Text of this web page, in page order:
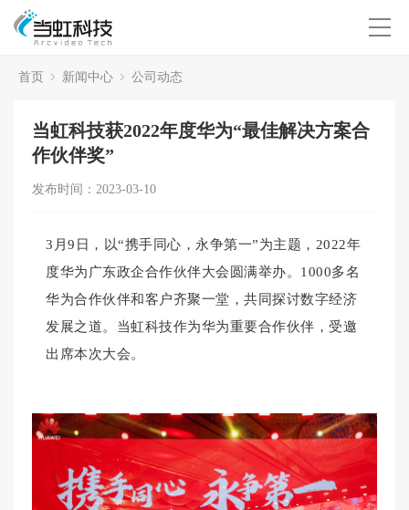
首页 新闻中心 公司动态
当虹科技获2022年度华为“最佳解决方案合
作伙伴奖”
发布时间：2023-03-10
3月9日，以“携手同心，永争第一”为主题，2022年
度华为广东政企合作伙伴大会圆满举办。1000多名
华为合作伙伴和客户齐聚一堂，共同探讨数字经济
发展之道。当虹科技作为华为重要合作伙伴，受邀
出席本次大会。